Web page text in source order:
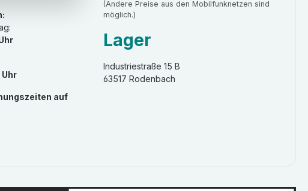
auf
(Andere Preise aus den Mobilfunknetzen sind
möglich.)
Lager
Industriestraße 15 B
63517 Rodenbach